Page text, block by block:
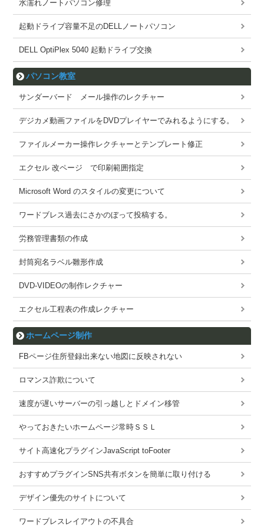
水濡れノートパソコン修理
起動ドライブ容量不足のDELLノートパソコン
DELL OptiPlex 5040 起動ドライブ交換
パソコン教室
サンダーバード メール操作のレクチャー
デジカメ動画ファイルをDVDプレイヤーでみれるようにする。
ファイルメーカー操作レクチャーとテンプレート修正
エクセル 改ページ で印刷範囲指定
Microsoft Word のスタイルの変更について
ワードブレス過去にさかのぼって投稿する。
労務管理書類の作成
封筒宛名ラベル雛形作成
DVD-VIDEOの制作レクチャー
エクセル工程表の作成レクチャー
ホームページ制作
FBページ住所登録出来ない地図に反映されない
ロマンス詐欺について
速度が遅いサーバーの引っ越しとドメイン移管
やっておきたいホームページ常時ＳＳＬ
サイト高速化プラグインJavaScript toFooter
おすすめプラグインSNS共有ボタンを簡単に取り付ける
デザイン優先のサイトについて
ワードブレスレイアウトの不具合